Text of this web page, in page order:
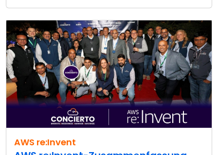
AWS re:Invent